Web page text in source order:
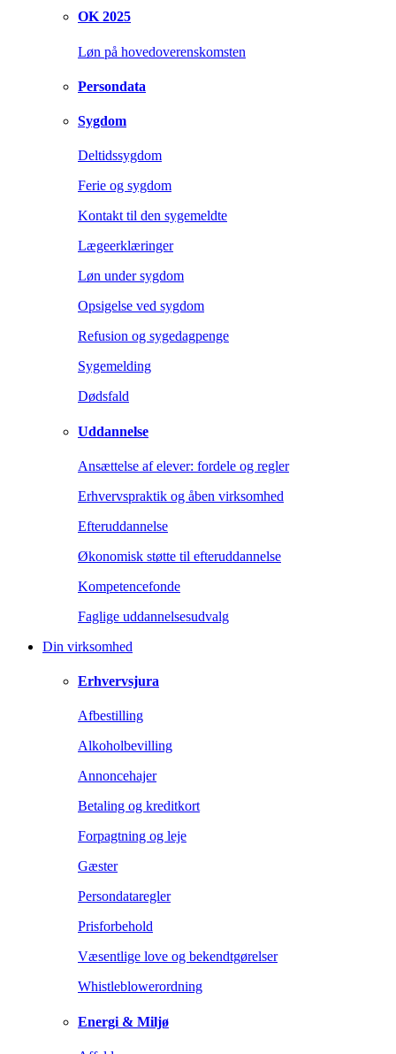
OK 2025
Løn på hovedoverenskomsten
Persondata
Sygdom
Deltidssygdom
Ferie og sygdom
Kontakt til den sygemeldte
Lægeerklæringer
Løn under sygdom
Opsigelse ved sygdom
Refusion og sygedagpenge
Sygemelding
Dødsfald
Uddannelse
Ansættelse af elever: fordele og regler
Erhvervspraktik og åben virksomhed
Efteruddannelse
Økonomisk støtte til efteruddannelse
Kompetencefonde
Faglige uddannelsesudvalg
Din virksomhed
Erhvervsjura
Afbestilling
Alkoholbevilling
Annoncehajer
Betaling og kreditkort
Forpagtning og leje
Gæster
Persondataregler
Prisforbehold
Væsentlige love og bekendtgørelser
Whistleblowerordning
Energi & Miljø